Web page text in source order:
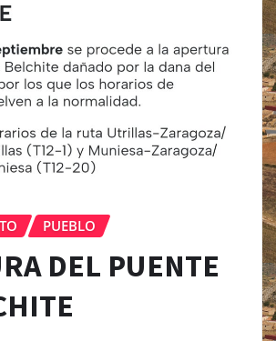
PUEBLO
DEL PUENTE